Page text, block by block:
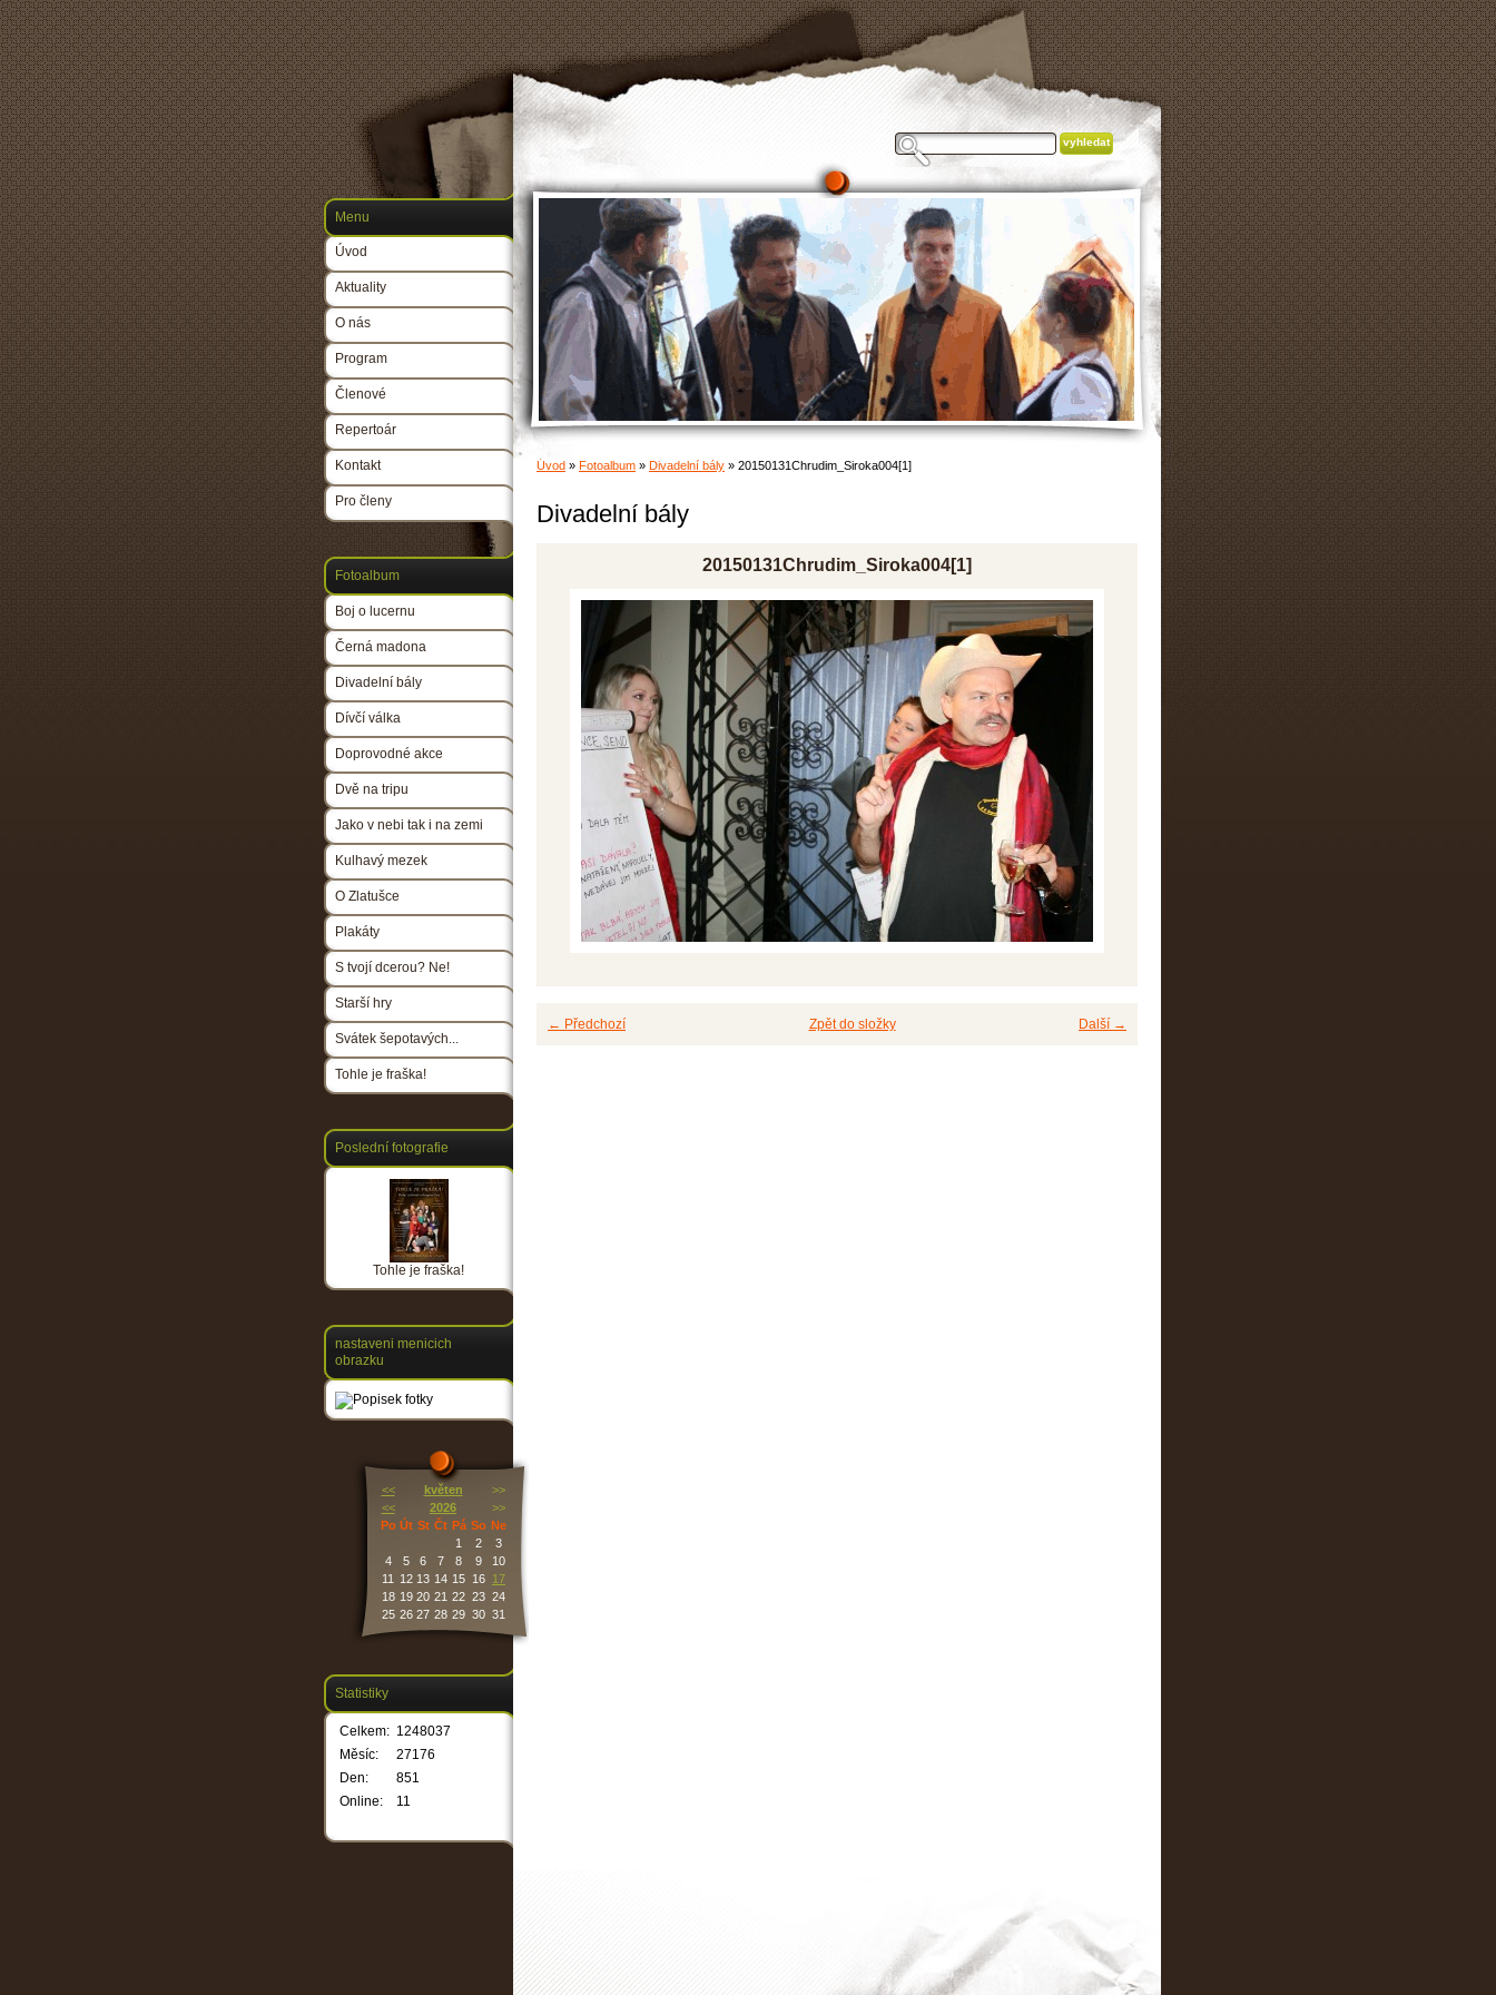
Úvod » Fotoalbum » Divadelní bály » 20150131Chrudim_Siroka004[1]
Divadelní bály
20150131Chrudim_Siroka004[1]
← Předchozí Další →
Zpět do složky
Menu
Úvod
Aktuality
O nás
Program
Členové
Repertoár
Kontakt
Pro členy
Fotoalbum
Boj o lucernu
Černá madona
Divadelní bály
Dívčí válka
Doprovodné akce
Dvě na tripu
Jako v nebi tak i na zemi
Kulhavý mezek
O Zlatušce
Plakáty
S tvojí dcerou? Ne!
Starší hry
Svátek šepotavých...
Tohle je fraška!
Poslední fotografie
Tohle je fraška!
nastaveni menicich
obrazku
<< květen
>>
<<
2026
>>
Po Út St Čt Pá So Ne
1
2
3
4
5 6 7 8 9
10
11
12 13 14 15 16
17
18 19 20 21 22 23 24
25 26 27 28 29 30 31
Statistiky
Online: 11
Celkem: 1248037
Měsíc:
27176
Den:
851